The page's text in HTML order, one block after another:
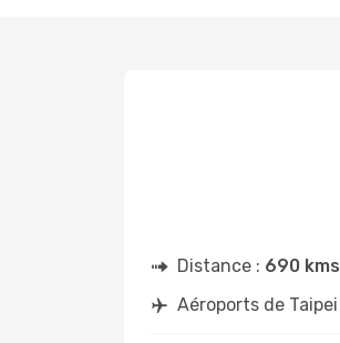
Distance : 690 kms
Aéroports de Taipei